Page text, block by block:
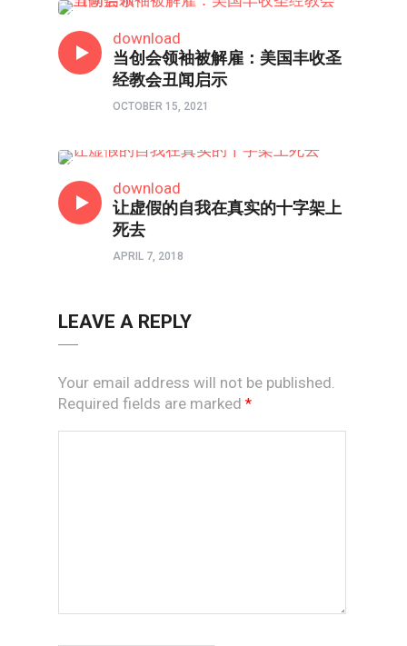
download
当创会领袖被解雇：美国丰收圣
经教会丑闻启示
OCTOBER 15, 2021
download
让虚假的自我在真实的十字架上
死去
APRIL 7, 2018
LEAVE A REPLY
Your email address will not be published.
Required fields are marked *